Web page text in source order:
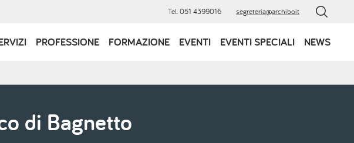
Tel. 051 4399016 segreteria@archibo.it
PROFESSIONE FORMAZIONE EVENTI EVENTI SPECIALI NEWS
di Bagnetto